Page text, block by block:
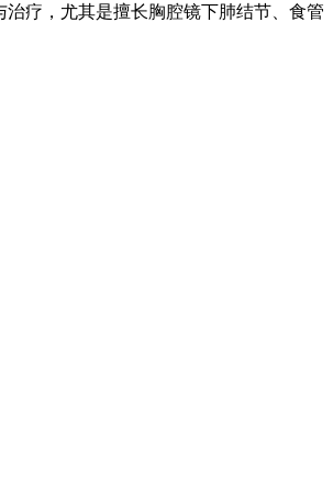
疗，尤其是擅长胸腔镜下肺结节、食管